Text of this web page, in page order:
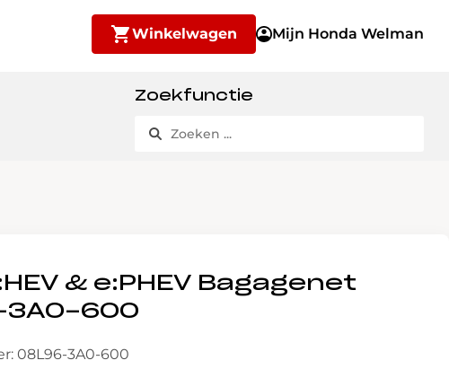
Winkelwagen Mijn Honda Welman
Zoekfunctie
& e:PHEV Bagagenet
3A0-600
08L96-3A0-600